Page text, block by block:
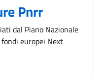
Pnrr
dal Piano Nazionale
europei Next